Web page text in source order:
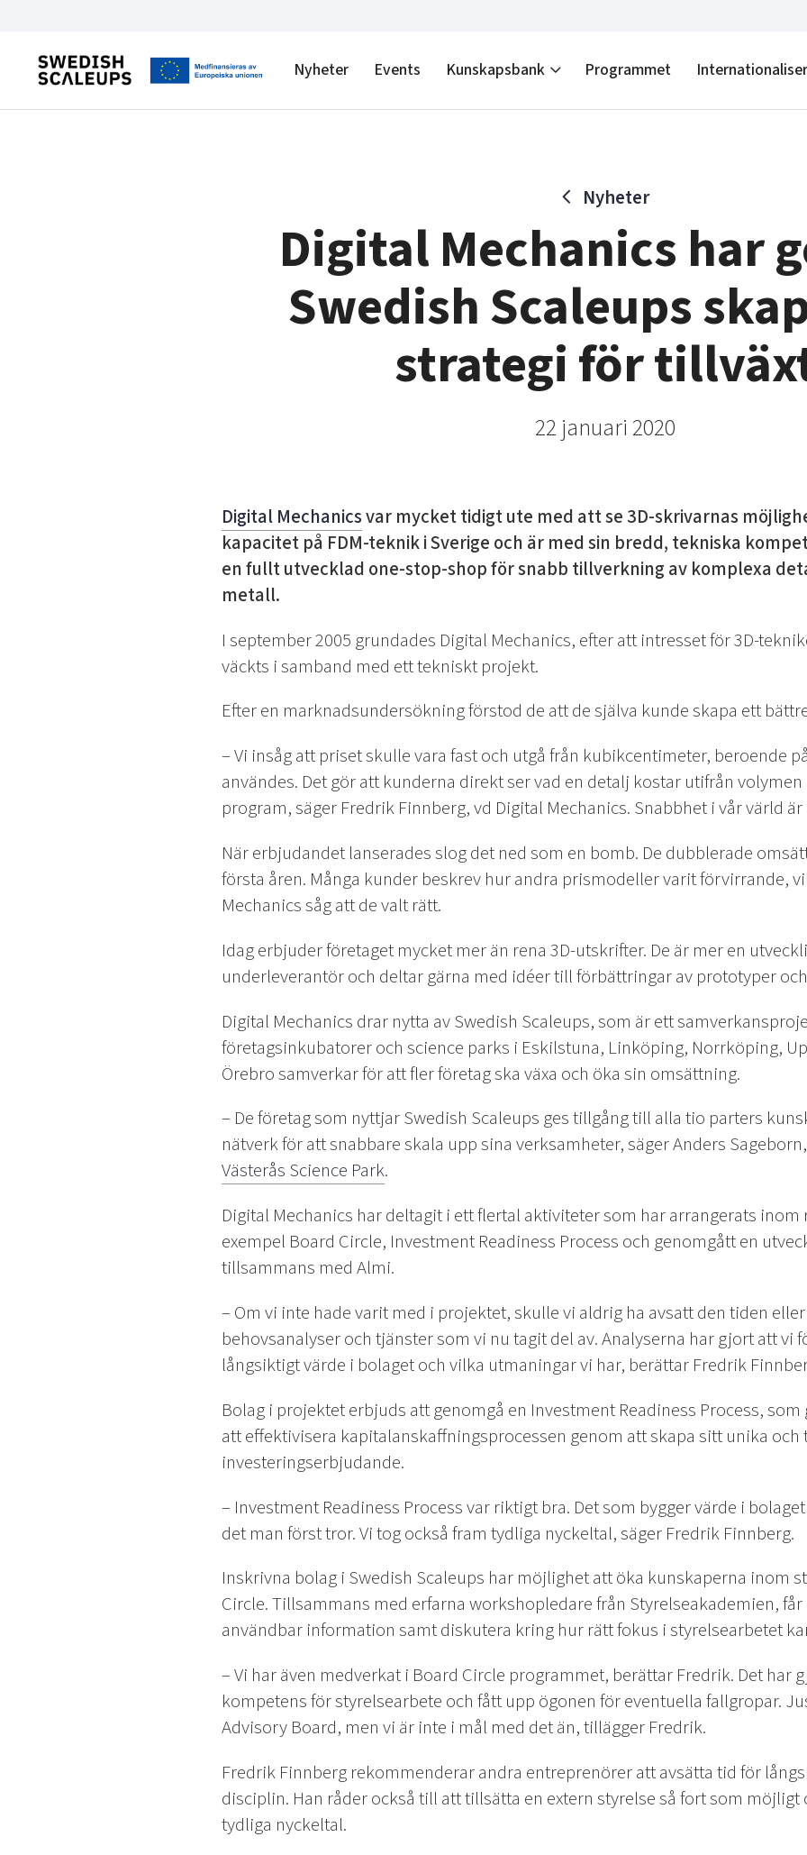
Nyheter Events Kunskapsbank Programmet
Nyheter
Digital Mechanics har
Swedish Scaleups
strategi för
22 januari 2020
Digital Mechanicsvar mycket tidigt ute med att se 3D-skrivarnas
kapacitet på FDM-teknik i Sverige och är med sin bredd, tekniska
en fullt utvecklad one-stop-shop för snabb tillverkning av komplexa
metall.
I september 2005 grundades Digital Mechanics, efter att intresset för 3D-
väckts i samband med ett tekniskt projekt.
Efter en marknadsundersökning förstod de att de själva kunde skapa ett
– Vi insåg att priset skulle vara fast och utgå från kubikcentimeter, beroende
användes. Det gör att kunderna direkt ser vad en detalj kostar utifrån volymen
program, säger Fredrik Finnberg, vd Digital Mechanics. Snabbhet i vår värld
När erbjudandet lanserades slog det ned som en bomb. De dubblerade
första åren. Många kunder beskrev hur andra prismodeller varit förvirrande,
Mechanics såg att de valt rätt.
Idag erbjuder företaget mycket mer än rena 3D-utskrifter. De är mer en
underleverantör och deltar gärna med idéer till förbättringar av prototyper
Digital Mechanics drar nytta av Swedish Scaleups, som är ett
företagsinkubatorer och science parks i Eskilstuna, Linköping, Norrköping,
Örebro samverkar för att fler företag ska växa och öka sin omsättning.
– De företag som nyttjar Swedish Scaleups ges tillgång till alla tio parters
nätverk för att snabbare skala upp sina verksamheter, säger Anders
Västerås Science Park.
Digital Mechanics har deltagit i ett flertal aktiviteter som har arrangerats
exempel Board Circle, Investment Readiness Process och genomgått en
tillsammans med Almi.
– Om vi inte hade varit med i projektet, skulle vi aldrig ha avsatt den tiden
behovsanalyser och tjänster som vi nu tagit del av. Analyserna har gjort att vi
långsiktigt värde i bolaget och vilka utmaningar vi har, berättar Fredrik
Bolag i projektet erbjuds att genomgå en Investment Readiness Process,
att effektivisera kapitalanskaffningsprocessen genom att skapa sitt unika och
investeringserbjudande.
– Investment Readiness Process var riktigt bra. Det som bygger värde i
det man först tror. Vi tog också fram tydliga nyckeltal, säger Fredrik Finnberg.
Inskrivna bolag i Swedish Scaleups har möjlighet att öka kunskaperna inom
Circle. Tillsammans med erfarna workshopledare från Styrelseakademien,
användbar information samt diskutera kring hur rätt fokus i styrelsearbetet
– Vi har även medverkat i Board Circle programmet, berättar Fredrik. Det har
kompetens för styrelsearbete och fått upp ögonen för eventuella fallgropar.
Advisory Board, men vi är inte i mål med det än, tillägger Fredrik.
Fredrik Finnberg rekommenderar andra entreprenörer att avsätta tid för
disciplin. Han råder också till att tillsätta en extern styrelse så fort som möjligt
tydliga nyckeltal.